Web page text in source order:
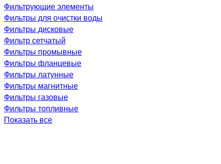
Фильтрующие элементы
Фильтры для очистки воды
Фильтры дисковые
Фильтр сетчатый
Фильтры промывные
Фильтры фланцевые
Фильтры латунные
Фильтры магнитные
Фильтры газовые
Фильтры топливные
Показать все